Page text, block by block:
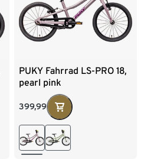
PUKY Fahrrad LS-PRO 18,
pearl pink
399,99